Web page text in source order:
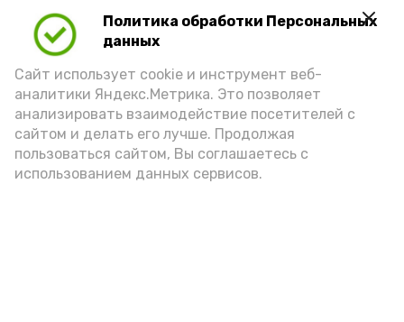
Политика обработки Персональных
данных
Сайт использует cookie и инструмент веб-
аналитики Яндекс.Метрика. Это позволяет
анализировать взаимодействие посетителей с
сайтом и делать его лучше. Продолжая
пользоваться сайтом, Вы соглашаетесь с
использованием данных сервисов.